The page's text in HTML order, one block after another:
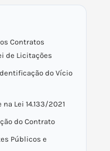
Contratos
de Licitações
do Vício
Lei 14.133/2021
do Contrato
Públicos e